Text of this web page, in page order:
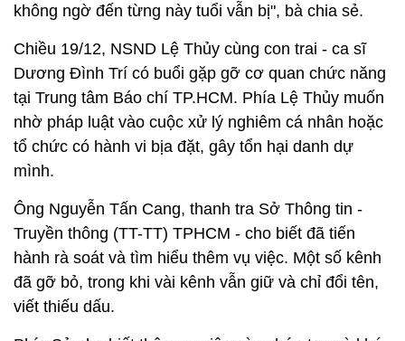
không ngờ đến từng này tuổi vẫn bị", bà chia sẻ.
Chiều 19/12, NSND Lệ Thủy cùng con trai - ca sĩ
Dương Đình Trí có buổi gặp gỡ cơ quan chức năng
tại Trung tâm Báo chí TP.HCM. Phía Lệ Thủy muốn
nhờ pháp luật vào cuộc xử lý nghiêm cá nhân hoặc
tổ chức có hành vi bịa đặt, gây tổn hại danh dự
mình.
Ông Nguyễn Tấn Cang, thanh tra Sở Thông tin -
Truyền thông (TT-TT) TPHCM - cho biết đã tiến
hành rà soát và tìm hiểu thêm vụ việc. Một số kênh
đã gỡ bỏ, trong khi vài kênh vẫn giữ và chỉ đổi tên,
viết thiếu dấu.